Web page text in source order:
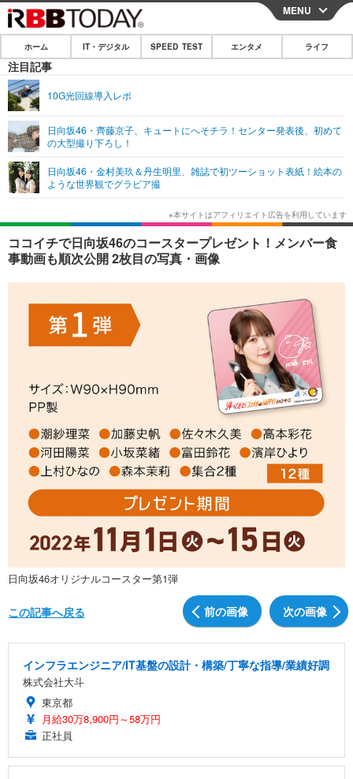
CLOSE
ホーム
IT・デジタル
ネタ
ショッピング その他
SPEED TEST
エンタメ
エンタメTOP
韓国・芸能
音楽 スポーツ
ショッピング その他
ライフ
ライフTOP グルメ
ペット ショッピング
その他
リリース一覧
プッシュ通知の停止方法
MENU
ホーム IT・デジタル SPEED TEST エンタメ ライフ
注目記事
10G光回線導入レポ
日向坂46・齊藤京子、キュートにへそチラ！センター発表後、初めて
の大型撮り下ろし！
日向坂46・金村美玖＆丹生明里、雑誌で初ツーショット表紙！絵本の
ような世界観でグラビア撮
ココイチで日向坂46のコースタープレゼント！メンバー食
事動画も順次公開 2枚目の写真・画像
日向坂46オリジナルコースター第1弾
前の画像 次の画像
この記事へ戻る
インフラエンジニア/IT基盤の設計・構築/丁寧な指導/業績好調
株式会社大斗
東京都
月給30万8,900円～58万円
正社員